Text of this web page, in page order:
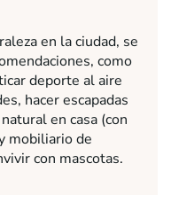
en la ciudad, se
como
deporte al aire
hacer escapadas
en casa (con
mobiliario de
con mascotas.